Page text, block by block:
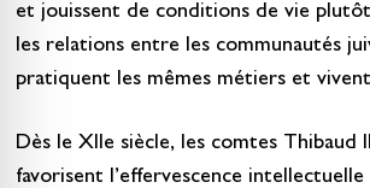
et jouissent de conditions de vie
les relations entre les communautés
pratiquent les mêmes métiers et
Dès le XIIe siècle, les comtes Thibaud
favorisent l’effervescence